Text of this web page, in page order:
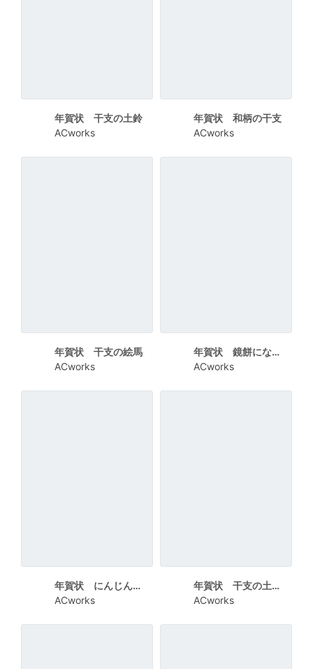
年賀状 干支の土鈴
ACworks
年賀状 和柄の干支
ACworks
年賀状 干支の絵馬
ACworks
年賀状 鏡餅になった干支
ACworks
年賀状 にんじんとうさぎでできた２０２３
ACworks
年賀状 干支の土鈴絵馬
ACworks